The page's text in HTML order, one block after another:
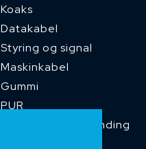
Koaks
Datakabel
Styring og signal
Maskinkabel
Gummi
PUR
Temperaturbestanding